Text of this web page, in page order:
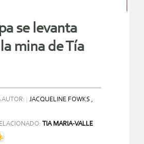
se levanta
mina de Tía
AUTOR:
JACQUELINE FOWKS ,
TIA MARIA-VALLE